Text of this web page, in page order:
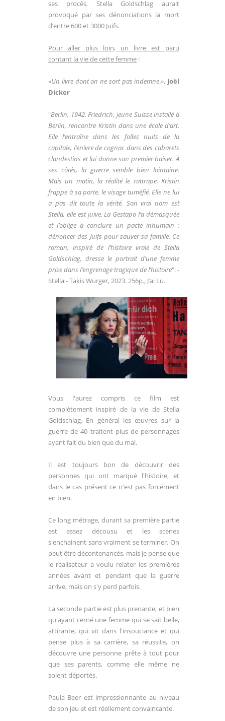
ses procès, Stella Goldschlag aurait
provoqué par ses dénonciations la mort
d’entre 600 et 3000 Juifs.
Pour aller plus loin, un livre est paru
contant la vie de cette femme :
«Un livre dont on ne sort pas indemne.», Joël
Dicker
"Berlin, 1942. Friedrich, jeune Suisse installé à
Berlin, rencontre Kristin dans une école d’art.
Elle l’entraîne dans les folles nuits de la
capitale, l’enivre de cognac dans des cabarets
clandestins et lui donne son premier baiser. À
ses côtés, la guerre semble bien lointaine.
Mais un matin, la réalité le rattrape. Kristin
frappe à sa porte, le visage tuméfié. Elle ne lui
a pas dit toute la vérité. Son vrai nom est
Stella, elle est juive. La Gestapo l’a démasquée
et l’oblige à conclure un pacte inhumain :
dénoncer des Juifs pour sauver sa famille. Ce
roman, inspiré de l’histoire vraie de Stella
Goldschlag, dresse le portrait d’une femme
prise dans l’engrenage tragique de l’histoire". -
Stella -Takis Würger, 2023. 256p., J’ai Lu.
Vous l'aurez compris ce film est
complètement inspiré de la vie de Stella
Goldschlag. En général les œuvres sur la
guerre de 40 traitent plus de personnages
ayant fait du bien que du mal.
Il est toujours bon de découvrir des
personnes qui ont marqué l'histoire, et
dans le cas présent ce n'est pas forcément
en bien.
Ce long métrage, durant sa première partie
est assez décousu et les scènes
s'enchainent sans vraiment se terminer. On
peut être décontenancés, mais je pense que
le réalisateur a voulu relater les premières
années avant et pendant que la guerre
arrive, mais on s'y perd parfois.
La seconde partie est plus prenante, et bien
qu'ayant cerné une femme qui se sait belle,
attirante, qui vit dans l'insouciance et qui
pense plus à sa carrière, sa réussite, on
découvre une personne prête à tout pour
que ses parents, comme elle même ne
soient déportés.
Paula Beer est impressionnante au niveau
de son jeu et est réellement convaincante.